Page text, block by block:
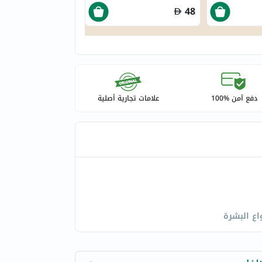
48
دفع آمن %100 علامات تجارية أصلية
البشرة